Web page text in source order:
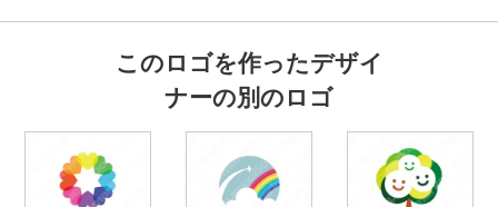
このロゴを作ったデザイ
ナーの別のロゴ